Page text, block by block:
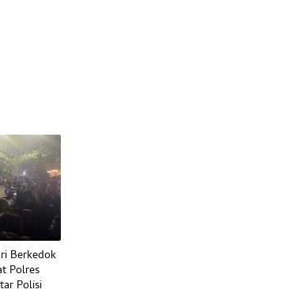
Berkedok
Polres
Polisi